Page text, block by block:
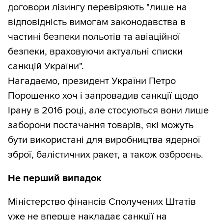
договори лізингу перевіряють "лише на
відповідність вимогам законодавства в
частині безпеки польотів та авіаційної
безпеки, враховуючи актуальні списки
санкцій України".
Нагадаємо, президент України Петро
Порошенко хоч і запровадив санкції щодо
Ірану в 2016 році, але стосуються вони лише
заборони постачання товарів, які можуть
бути використані для виробництва ядерної
зброї, балістичних ракет, а також озброєнь.
Не перший випадок
Міністерство фінансів Сполучених Штатів
уже не вперше накладає санкції на